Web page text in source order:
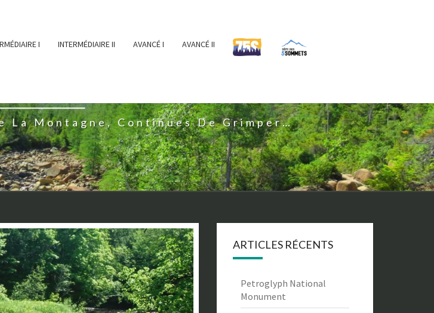
I INTERMÉDIAIRE II AVANCÉ I AVANCÉ II
La Montagne, Continues De Grimper…
ARTICLES RÉCENTS
Petroglyph National
Monument